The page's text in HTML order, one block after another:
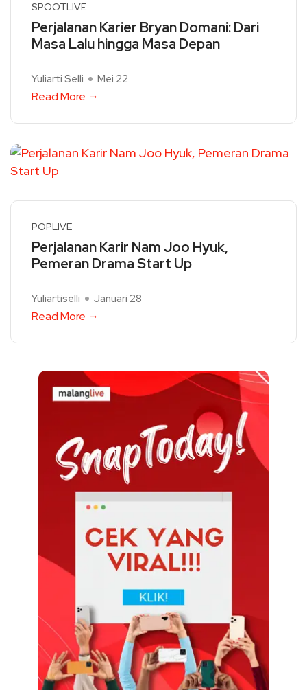
SPOOTLIVE
Perjalanan Karier Bryan Domani: Dari
Masa Lalu hingga Masa Depan
Yuliarti Selli Mei 22
Read More
POPLIVE
Perjalanan Karir Nam Joo Hyuk,
Pemeran Drama Start Up
Yuliartiselli Januari 28
Read More